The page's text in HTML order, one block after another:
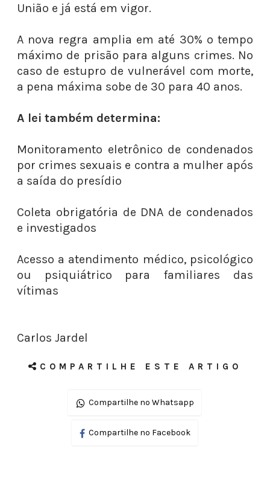
União e já está em vigor.
A nova regra amplia em até 30% o tempo
máximo de prisão para alguns crimes. No
caso de estupro de vulnerável com morte,
a pena máxima sobe de 30 para 40 anos.
A lei também determina:
Monitoramento eletrônico de condenados
por crimes sexuais e contra a mulher após
a saída do presídio
Coleta obrigatória de DNA de condenados
e investigados
Acesso a atendimento médico, psicológico
ou psiquiátrico para familiares das
vítimas
Carlos Jardel
COMPARTILHE ESTE ARTIGO
Compartilhe no Whatsapp
Compartilhe no Facebook